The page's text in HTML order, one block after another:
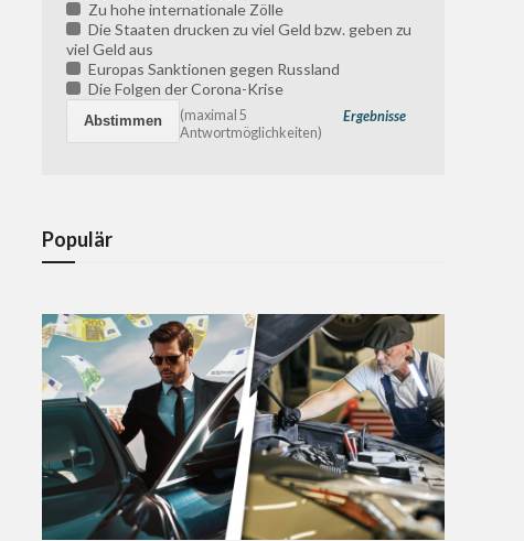
Zu hohe internationale Zölle
Die Staaten drucken zu viel Geld bzw. geben zu
viel Geld aus
Europas Sanktionen gegen Russland
Die Folgen der Corona-Krise
Ergebnisse
(maximal 5
Antwortmöglichkeiten)
Populär